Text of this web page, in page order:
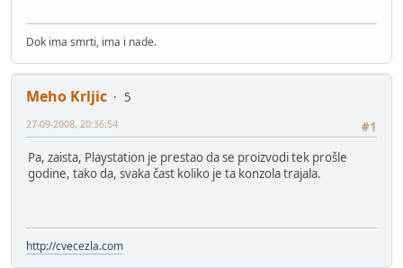
Dok ima smrti, ima i nade.
Meho Krljic
5
#1
27-09-2008, 20:36:54
Pa, zaista, Playstation je prestao da se proizvodi tek prošle
godine, tako da, svaka čast koliko je ta konzola trajala.
http://cvecezla.com